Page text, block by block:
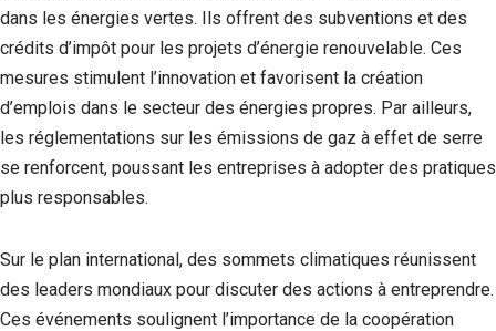
dans les énergies vertes. Ils offrent des subventions et des
crédits d’impôt pour les projets d’énergie renouvelable. Ces
mesures stimulent l’innovation et favorisent la création
d’emplois dans le secteur des énergies propres. Par ailleurs,
les réglementations sur les émissions de gaz à effet de serre
se renforcent, poussant les entreprises à adopter des pratiques
plus responsables.
Sur le plan international, des sommets climatiques réunissent
des leaders mondiaux pour discuter des actions à entreprendre.
Ces événements soulignent l’importance de la coopération